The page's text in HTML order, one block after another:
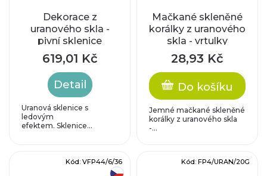
Dekorace z
uranového skla -
pivní sklenice
(kraklovaná) - s
ledovým efektem
619,01 Kč
Detail
Uranová sklenice s
ledovým
efektem. Sklenice...
Mačkané skleněné
korálky z uranového
skla - vrtulky
28,93 Kč
Do košíku
Jemné mačkané skleněné
korálky z uranového skla
-...
Kód: VFP44/6/36 Kód: FP4/URAN/20G